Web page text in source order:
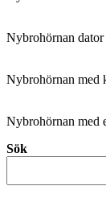
Nybrohörnan
Nybrohörnan med
Nybrohörnan med
Sök